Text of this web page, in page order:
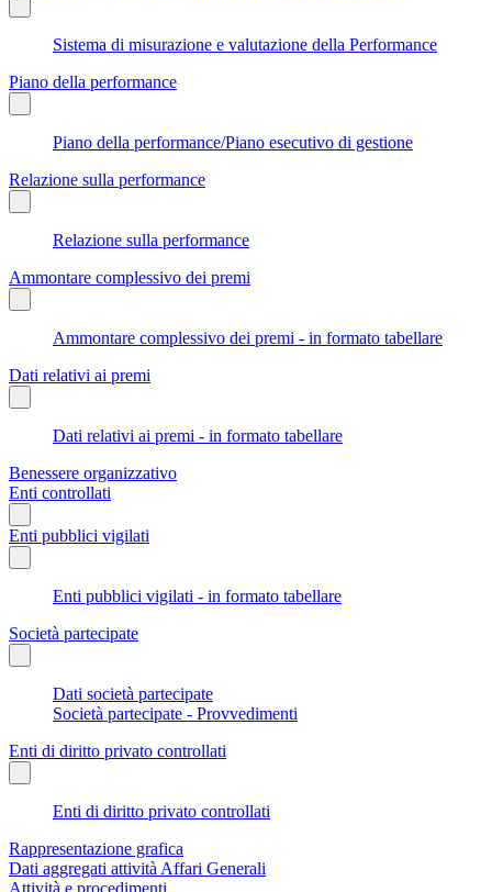
Sistema di misurazione e valutazione della Performance
Piano della performance
Piano della performance/Piano esecutivo di gestione
Relazione sulla performance
Relazione sulla performance
Ammontare complessivo dei premi
Ammontare complessivo dei premi - in formato tabellare
Dati relativi ai premi
Dati relativi ai premi - in formato tabellare
Benessere organizzativo
Enti controllati
Enti pubblici vigilati
Enti pubblici vigilati - in formato tabellare
Società partecipate
Dati società partecipate
Società partecipate - Provvedimenti
Enti di diritto privato controllati
Enti di diritto privato controllati
Rappresentazione grafica
Dati aggregati attività Affari Generali
Attività e procedimenti